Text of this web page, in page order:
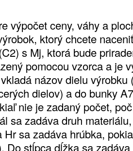
výpočet ceny, váhy a
ktorý chcete
s Mj, ktorá bude
pomocou vzorca a je
názov dielu výrobku
dielov) a do bunky
nie je zadaný počet,
sa zadáva druh
Hr sa zadáva hrúbka,
Do stĺpca dĺžka sa